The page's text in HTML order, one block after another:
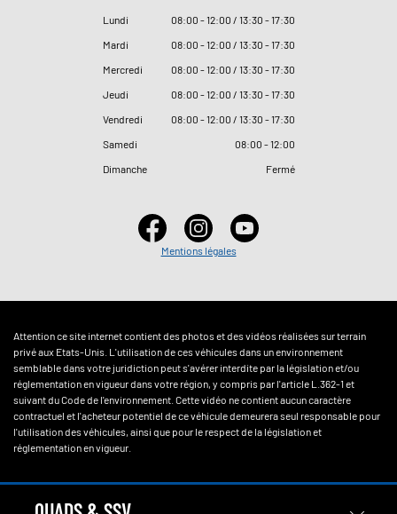
Lundi 08:00 - 12:00 / 13:30 - 17:30
Mardi
08:00 - 12:00 / 13:30 - 17:30
Mercredi
08:00 - 12:00 / 13:30 - 17:30
Jeudi
08:00 - 12:00 / 13:30 - 17:30
Vendredi
08:00 - 12:00 / 13:30 - 17:30
Samedi
08:00 - 12:00
Dimanche
Fermé
Mentions légales
Attention ce site internet contient des photos et des vidéos réalisées sur terrain
privé aux Etats-Unis. L'utilisation de ces véhicules dans un environnement
semblable dans votre juridiction peut s'avérer interdite par la législation et/ou
réglementation en vigueur dans votre région, y compris par l'article L.362-1 et
suivant du Code de l'environnement. Cette vidéo ne contient aucun caractère
contractuel et l'acheteur potentiel de ce véhicule demeurera seul responsable pour
l'utilisation des véhicules, ainsi que pour le respect de la législation et
réglementation en vigueur.